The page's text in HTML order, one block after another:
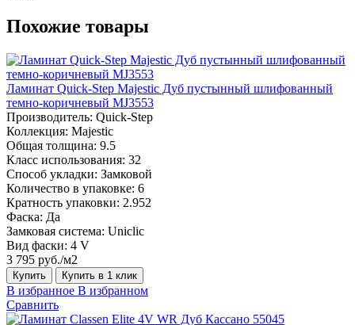
Похожие товары
Ламинат Quick-Step Majestic Дуб пустынный шлифованный
темно-коричневый MJ3553
Производитель: Quick-Step
Коллекция: Majestic
Общая толщина: 9.5
Класс использования: 32
Способ укладки: Замковой
Количество в упаковке: 6
Кратность упаковки: 2.952
Фаска: Да
Замковая система: Uniclic
Вид фаски: 4 V
3 795 руб./м2
Купить Купить в 1 клик
В избранное В избранном
Сравнить